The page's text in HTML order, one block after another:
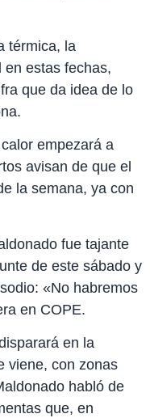
térmica, la
en estas fechas,
que da idea de lo
empezará a
avisan de que el
la semana, ya con
fue tajante
de este sábado y
«No habremos
en COPE.
en la
viene, con zonas
habló de
que, en